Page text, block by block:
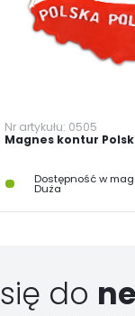
Nr artykułu: 0505
Magnes kontur
Dostępność w
Duża
do